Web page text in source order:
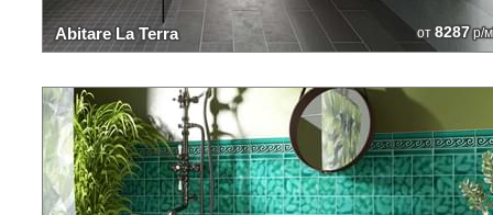
Abitare La Terra от 8287р/